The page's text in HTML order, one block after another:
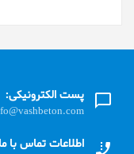
پست الکترونیکی:
اطلاعات تماس با